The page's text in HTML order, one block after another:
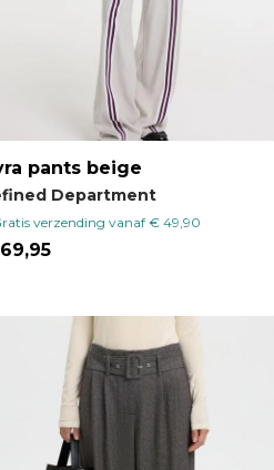
pants beige
Department
verzending vanaf € 49,90